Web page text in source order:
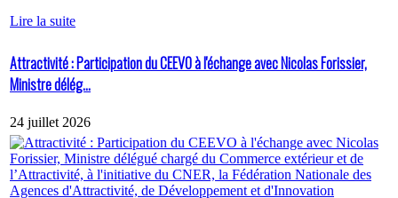
Lire la suite
Attractivité : Participation du CEEVO à l'échange avec Nicolas Forissier,
Ministre délég...
24 juillet 2026